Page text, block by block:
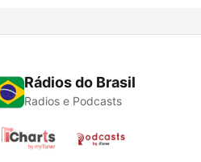
Rádios do Brasil
Radios e Podcasts